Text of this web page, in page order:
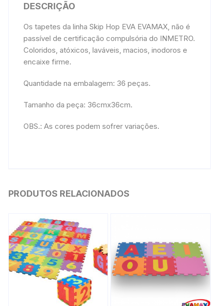
DESCRIÇÃO
Os tapetes da linha Skip Hop EVA EVAMAX, não é
passível de certificação compulsória do INMETRO.
Coloridos, atóxicos, laváveis, macios, inodoros e
encaixe firme.
Quantidade na embalagem: 36 peças.
Tamanho da peça: 36cmx36cm.
OBS.: As cores podem sofrer variações.
PRODUTOS RELACIONADOS